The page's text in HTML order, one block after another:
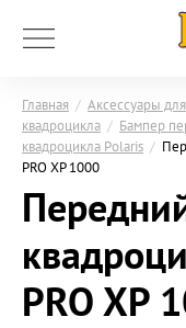
Главная / Аксессуары
квадроцикла / Бампер
квадроцикла Polaris /
PRO XP 1000
PRO XP